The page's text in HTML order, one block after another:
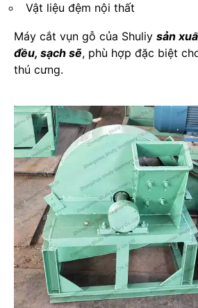
Vật liệu đệm nội thất
Máy cắt vụn gỗ của Shuliy sản
đều, sạch sẽ, phù hợp đặc biệt
thú cưng.